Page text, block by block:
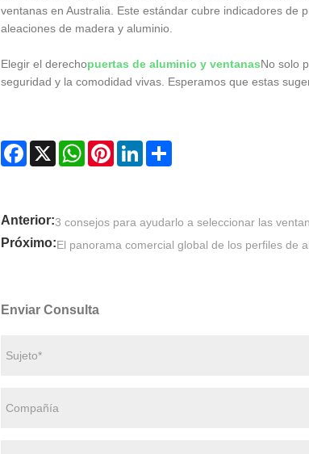
ventanas en Australia. Este estándar cubre indicadores de
aleaciones de madera y aluminio.
Elegir el derechopuertas de aluminio y ventanasNo solo
seguridad y la comodidad vivas. Esperamos que estas
Facebook
X WhatsAppPinterestLinkedIn
Anterior:3 consejos para ayudarlo a seleccionar las
Próximo:El panorama comercial global de los perfiles de
Enviar Consulta